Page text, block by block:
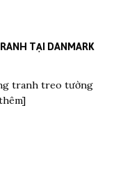
TẠI DANMARK
tranh treo tường